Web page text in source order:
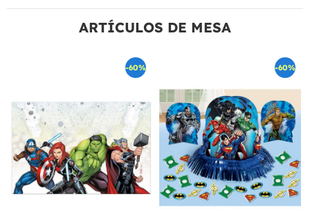
ARTÍCULOS DE MESA
-60% -60%